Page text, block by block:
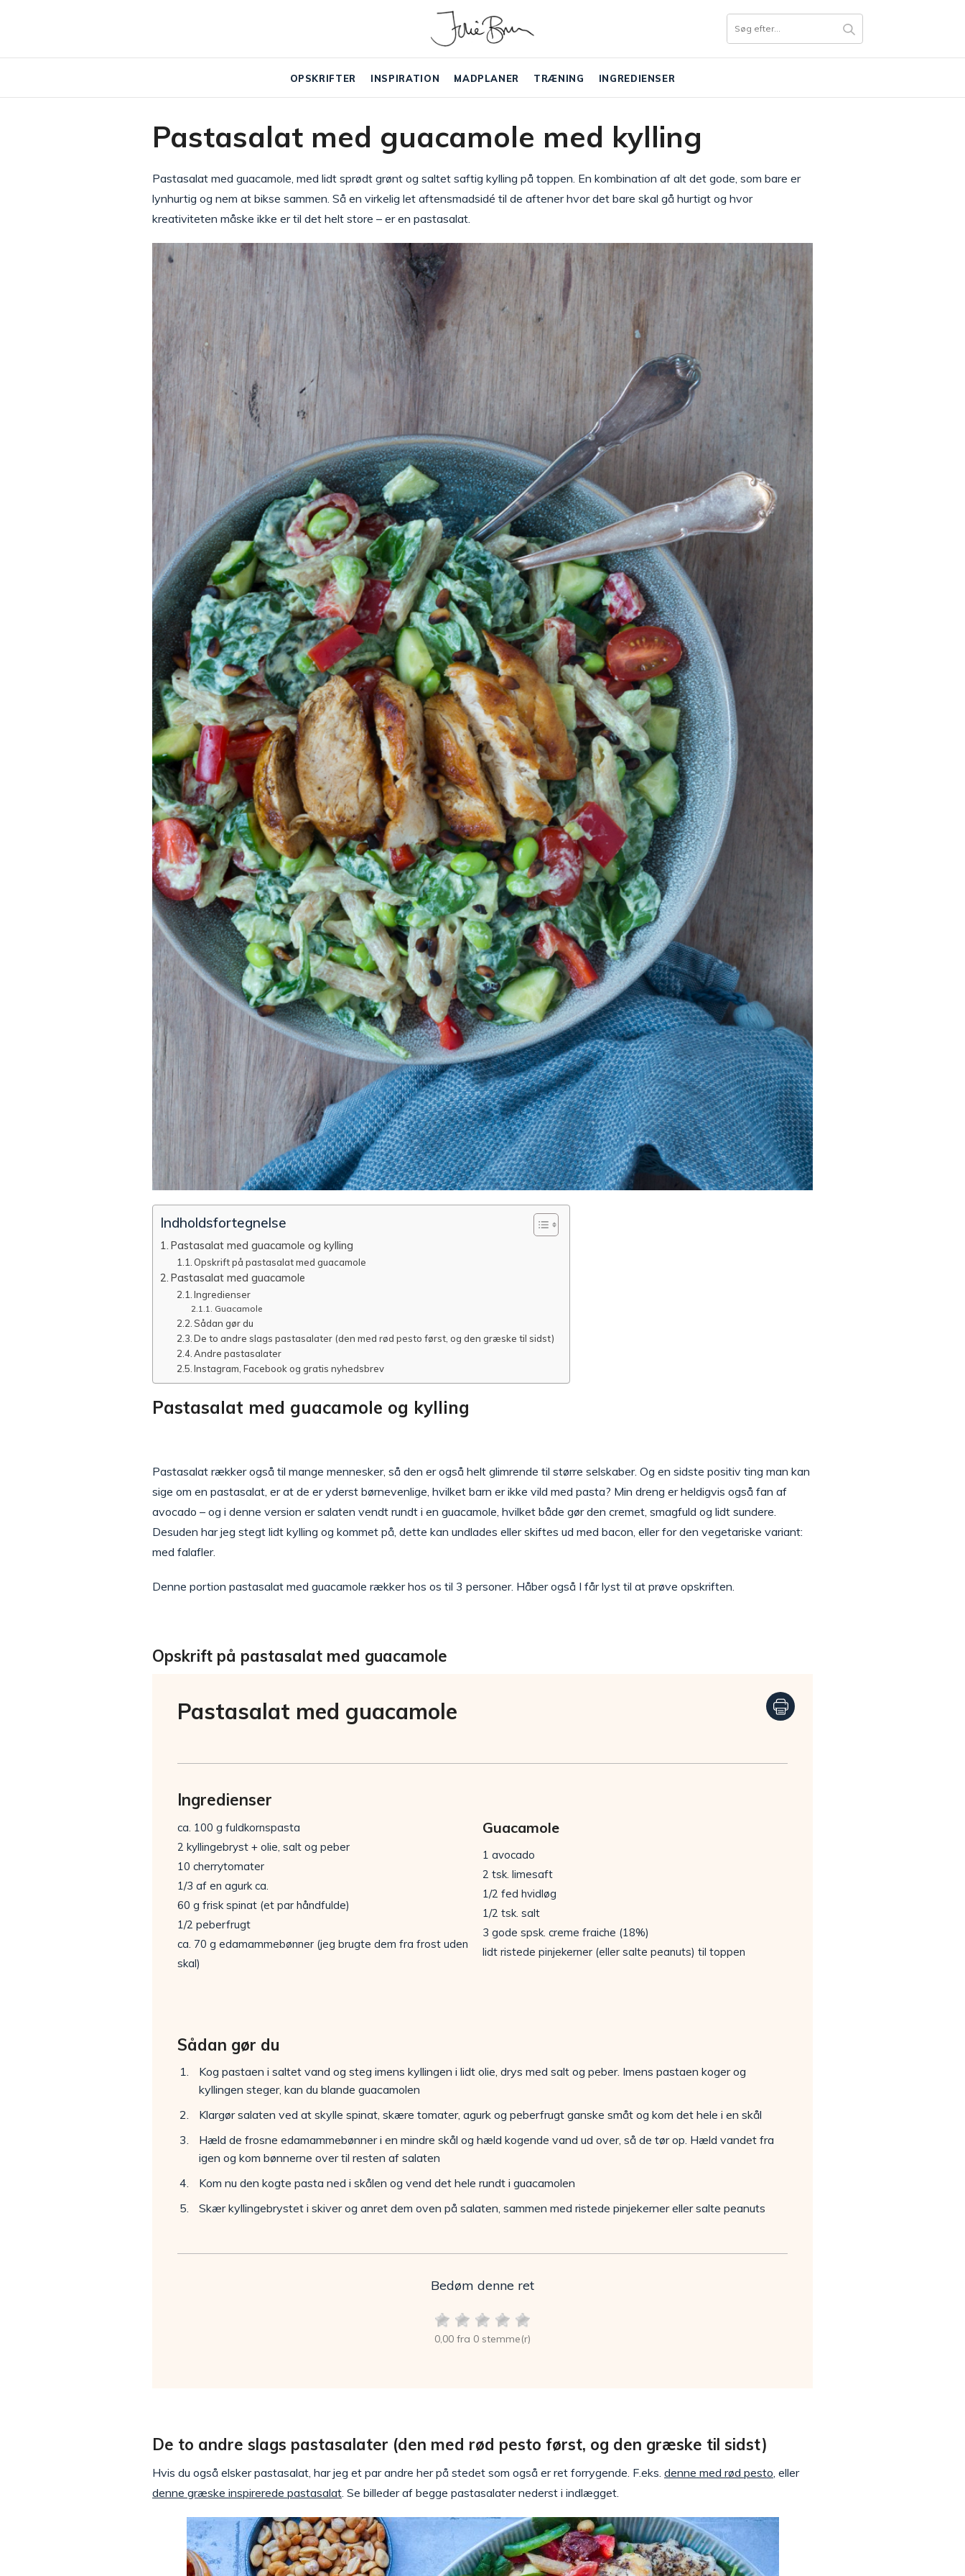
OPSKRIFTER INSPIRATION MADPLANER TRÆNING INGREDIENSER
Pastasalat med guacamole med kylling
Pastasalat med guacamole, med lidt sprødt grønt og saltet saftig kylling på toppen. En kombination af alt det gode, som bare er
lynhurtig og nem at bikse sammen. Så en virkelig let aftensmadsidé til de aftener hvor det bare skal gå hurtigt og hvor
kreativiteten måske ikke er til det helt store – er en pastasalat.
Indholdsfortegnelse
Pastasalat med guacamole og kylling
Opskrift på pastasalat med guacamole
Pastasalat med guacamole
Ingredienser
Guacamole
Sådan gør du
De to andre slags pastasalater (den med rød pesto først, og den græske til sidst)
Andre pastasalater
Instagram, Facebook og gratis nyhedsbrev
Pastasalat med guacamole og kylling
Pastasalat rækker også til mange mennesker, så den er også helt glimrende til større selskaber. Og en sidste positiv ting man kan
sige om en pastasalat, er at de er yderst børnevenlige, hvilket barn er ikke vild med pasta? Min dreng er heldigvis også fan af
avocado – og i denne version er salaten vendt rundt i en guacamole, hvilket både gør den cremet, smagfuld og lidt sundere.
Desuden har jeg stegt lidt kylling og kommet på, dette kan undlades eller skiftes ud med bacon, eller for den vegetariske variant:
med falafler.
Denne portion pastasalat med guacamole rækker hos os til 3 personer. Håber også I får lyst til at prøve opskriften.
Opskrift på pastasalat med guacamole
Pastasalat med guacamole
Ingredienser
ca. 100 g fuldkornspasta
2 kyllingebryst + olie, salt og peber
10 cherrytomater
1/3 af en agurk ca.
60 g frisk spinat (et par håndfulde)
1/2 peberfrugt
ca. 70 g edamammebønner (jeg brugte dem fra frost uden
skal)
Guacamole
1 avocado
2 tsk. limesaft
1/2 fed hvidløg
1/2 tsk. salt
3 gode spsk. creme fraiche (18%)
lidt ristede pinjekerner (eller salte peanuts) til toppen
Sådan gør du
Kog pastaen i saltet vand og steg imens kyllingen i lidt olie, drys med salt og peber. Imens pastaen koger og
kyllingen steger, kan du blande guacamolen
Klargør salaten ved at skylle spinat, skære tomater, agurk og peberfrugt ganske småt og kom det hele i en skål
Hæld de frosne edamammebønner i en mindre skål og hæld kogende vand ud over, så de tør op. Hæld vandet fra
igen og kom bønnerne over til resten af salaten
Kom nu den kogte pasta ned i skålen og vend det hele rundt i guacamolen
Skær kyllingebrystet i skiver og anret dem oven på salaten, sammen med ristede pinjekerner eller salte peanuts
Bedøm denne ret
0,00 fra 0 stemme(r)
De to andre slags pastasalater (den med rød pesto først, og den græske til sidst)
Hvis du også elsker pastasalat, har jeg et par andre her på stedet som også er ret forrygende. F.eks. denne med rød pesto, eller
denne græske inspirerede pastasalat. Se billeder af begge pastasalater nederst i indlægget.